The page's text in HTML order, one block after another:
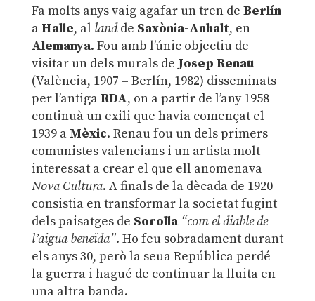
Fa molts anys vaig agafar un tren de Berlín
a Halle, al landde Saxònia-Anhalt, en
Alemanya. Fou amb l’únic objectiu de
visitar un dels murals de Josep Renau
(València, 1907 – Berlín, 1982) disseminats
per l’antiga RDA, on a partir de l’any 1958
continuà un exili que havia començat el
1939 a Mèxic. Renau fou un dels primers
comunistes valencians i un artista molt
interessat a crear el que ell anomenava
Nova Cultura. A finals de la dècada de 1920
consistia en transformar la societat fugint
dels paisatges de Sorolla “com el diable de
l’aigua beneïda”. Ho feu sobradament durant
els anys 30, però la seua República perdé
la guerra i hagué de continuar la lluita en
una altra banda.